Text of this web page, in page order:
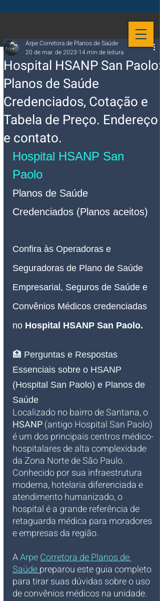
Hospital HSANP San Paolo:
Planos de Saúde
Credenciados, Cotação e
Tabela de Preço. Endereço
e contato.
Arpe Corretora de Planos de Saúde
20 de mar. de 2023 14 min de leitura
Hospital HSANP San
Paolo
Planos de Saúde
Credenciados (Planos aceitos)
Confira às Operadoras e
Seguradoras de Plano de Saúde
Empresarial, Seguros de Saúde e
Convênios Médicos credenciadas
no Hospital HSANP San Paolo.
🏥 Perguntas e Respostas
Essenciais sobre o HSANP
(Hospital San Paolo) e Planos de
Saúde
Localizado no bairro de Santana, o
HSANP (antigo Hospital San Paolo)
é um dos principais centros médico-
hospitalares de alta complexidade
da Zona Norte de São Paulo.
Conhecido por sua infraestrutura
moderna, hotelaria diferenciada e
atendimento humanizado, o
hospital é a grande referência de
retaguarda médica para moradores
e empresas da região.
A Arpe Corretora de Planos de
Saúdepreparou este guia completo
para tirar suas dúvidas sobre o uso
de convênios médicos na unidade.